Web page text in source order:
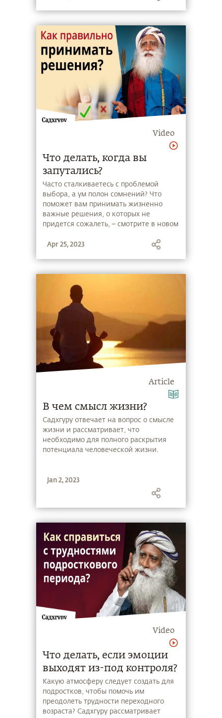
Video
Что делать, когда вы
запутались?
Часто сталкиваетесь с проблемой
выбора, а ум полон сомнений? Что
поможет вам принимать жизненно
важные решения, о которых не
придется сожалеть, – смотрите в новом
Apr 25, 2023
Article
В чем смысл жизни?
Садхгуру отвечает на вопрос о смысле
жизни и рассматривает, что
необходимо для полного раскрытия
потенциала человеческой жизни.
Jan 2, 2023
Video
Что делать, если эмоции
выходят из-под контроля?
Какую атмосферу следует создать для
подростков, чтобы помочь им
преодолеть трудности переходного
возраста? Садхгуру рассматривает